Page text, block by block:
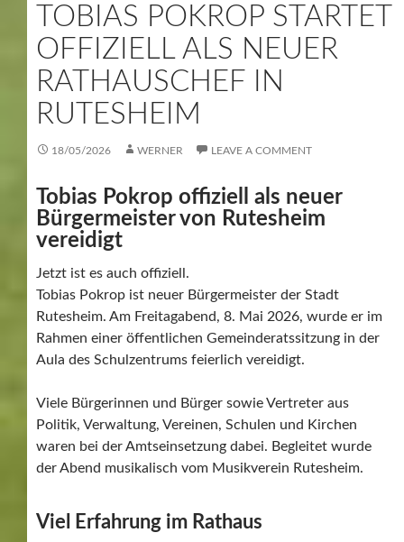
TOBIAS POKROP STARTET
OFFIZIELL ALS NEUER
RATHAUSCHEF IN
RUTESHEIM
18/05/2026 WERNER LEAVE A COMMENT
Tobias Pokrop offiziell als neuer
Bürgermeister von Rutesheim
vereidigt
Jetzt ist es auch offiziell.
Tobias Pokrop ist neuer Bürgermeister der Stadt
Rutesheim. Am Freitagabend, 8. Mai 2026, wurde er im
Rahmen einer öffentlichen Gemeinderatssitzung in der
Aula des Schulzentrums feierlich vereidigt.
Viele Bürgerinnen und Bürger sowie Vertreter aus
Politik, Verwaltung, Vereinen, Schulen und Kirchen
waren bei der Amtseinsetzung dabei. Begleitet wurde
der Abend musikalisch vom Musikverein Rutesheim.
Viel Erfahrung im Rathaus